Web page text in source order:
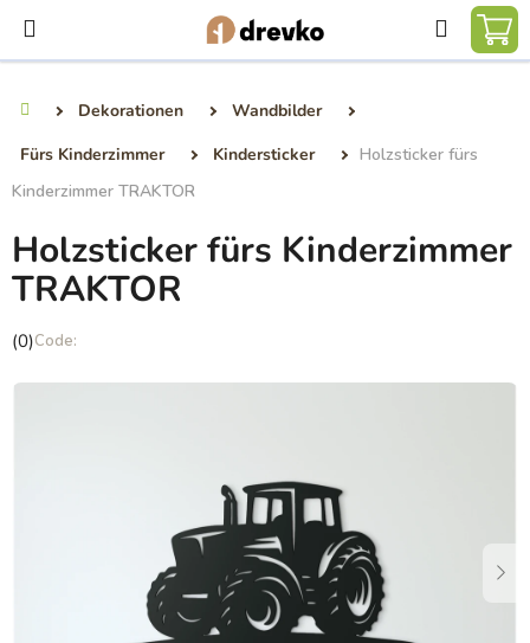
Inhalt
springen
Suchen
Dekorationen
Wandbilder
Fürs Kinderzimmer
Kindersticker
Holzsticker fürs
Kinderzimmer TRAKTOR
Holzsticker fürs Kinderzimmer
TRAKTOR
Die
Produktbewertung
(0)